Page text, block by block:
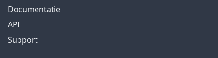
Documentatie
API
Support